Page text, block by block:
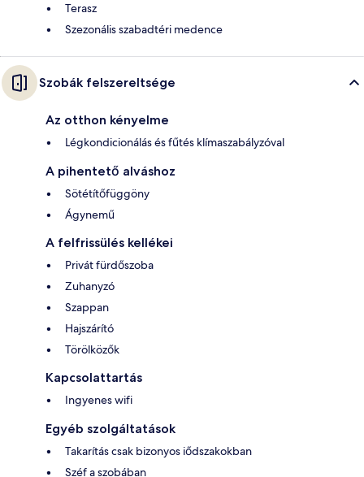
Terasz
Szezonális szabadtéri medence
Szobák felszereltsége
Az otthon kényelme
Légkondicionálás és fűtés klímaszabályzóval
A pihentető alváshoz
Sötétítőfüggöny
Ágynemű
A felfrissülés kellékei
Privát fürdőszoba
Zuhanyzó
Szappan
Hajszárító
Törölközők
Kapcsolattartás
Ingyenes wifi
Egyéb szolgáltatások
Takarítás csak bizonyos iődszakokban
Széf a szobában